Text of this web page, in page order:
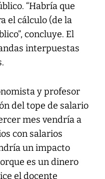
“Habría que
el cálculo (de la
concluye. El
interpuestas
y profesor
del tope de salario
mes vendría a
con salarios
un impacto
es un dinero
el docente